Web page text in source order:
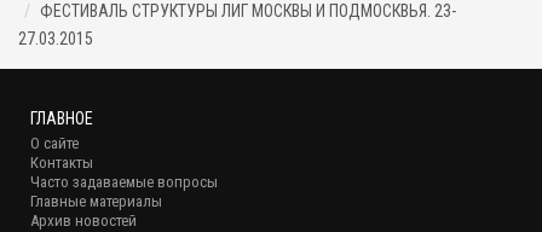
ФЕСТИВАЛЬ СТРУКТУРЫ ЛИГ МОСКВЫ И ПОДМОСКВЬЯ. 23-
27.03.2015
ГЛАВНОЕ
О сайте
Контакты
Часто задаваемые вопросы
Главные материалы
Архив новостей